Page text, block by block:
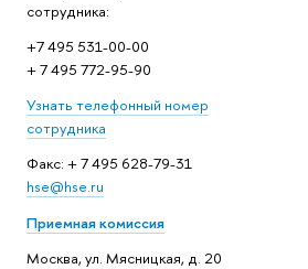
сотрудника:
+7 495 531-00-00
+ 7 495 772-95-90
Узнать телефонный номер
сотрудника
Факс: + 7 495 628-79-31
hse@hse.ru
Приемная комиссия
Москва, ул. Мясницкая, д. 20